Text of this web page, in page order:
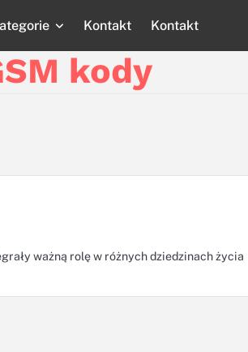
Kontakt Kontakt
główna
główna
kody
ważną rolę w różnych dziedzinach życia